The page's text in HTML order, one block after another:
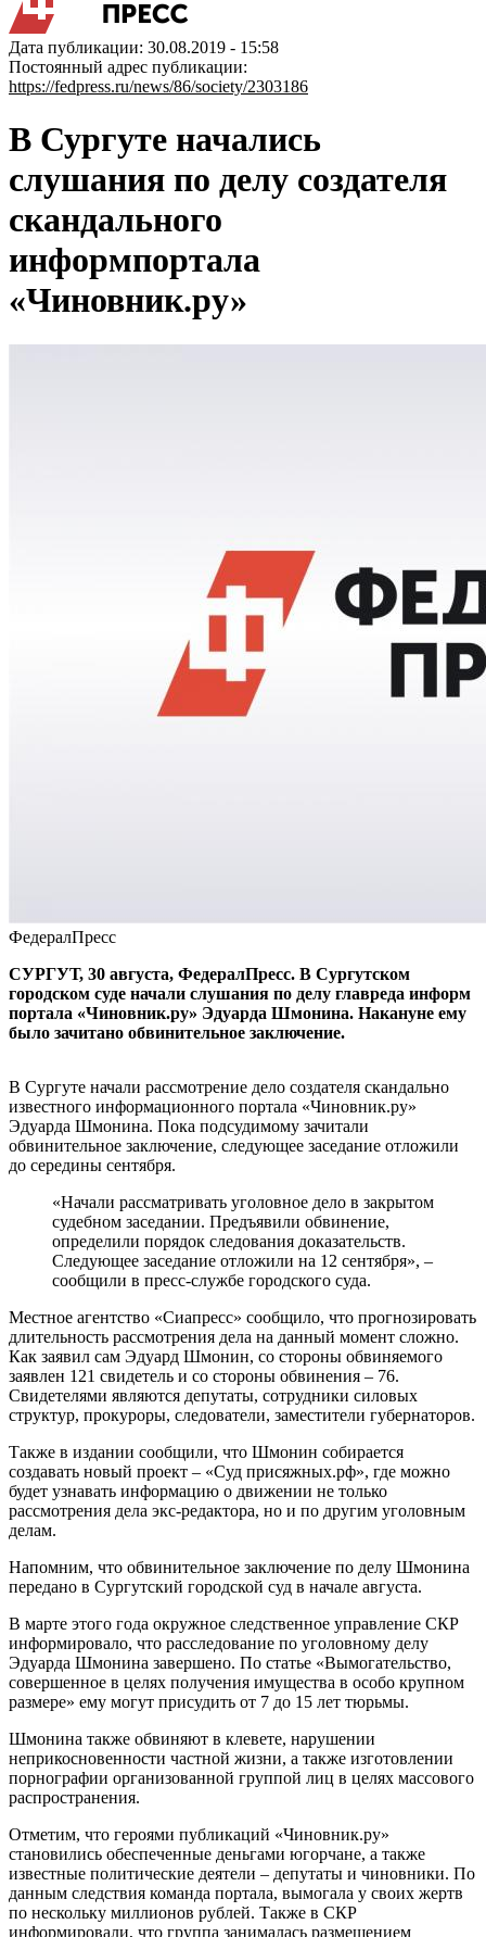
Дата публикации: 30.08.2019 - 15:58
Постоянный адрес публикации:
https://fedpress.ru/news/86/society/2303186
В Сургуте начались
слушания по делу создателя
скандального
информпортала
«Чиновник.ру»
ФедералПресс
СУРГУТ, 30 августа, ФедералПресс. В Сургутском
городском суде начали слушания по делу главреда информ
портала «Чиновник.ру» Эдуарда Шмонина. Накануне ему
было зачитано обвинительное заключение.
В Сургуте начали рассмотрение дело создателя скандально
известного информационного портала «Чиновник.ру»
Эдуарда Шмонина. Пока подсудимому зачитали
обвинительное заключение, следующее заседание отложили
до середины сентября.
«Начали рассматривать уголовное дело в закрытом
судебном заседании. Предъявили обвинение,
определили порядок следования доказательств.
Следующее заседание отложили на 12 сентября», –
сообщили в пресс-службе городского суда.
Местное агентство «Сиапресс» сообщило, что прогнозировать
длительность рассмотрения дела на данный момент сложно.
Как заявил сам Эдуард Шмонин, со стороны обвиняемого
заявлен 121 свидетель и со стороны обвинения – 76.
Свидетелями являются депутаты, сотрудники силовых
структур, прокуроры, следователи, заместители губернаторов.
Также в издании сообщили, что Шмонин собирается
создавать новый проект – «Суд присяжных.рф», где можно
будет узнавать информацию о движении не только
рассмотрения дела экс-редактора, но и по другим уголовным
делам.
Напомним, что обвинительное заключение по делу Шмонина
передано в Сургутский городской суд в начале августа.
В марте этого года окружное следственное управление СКР
информировало, что расследование по уголовному делу
Эдуарда Шмонина завершено. По статье «Вымогательство,
совершенное в целях получения имущества в особо крупном
размере» ему могут присудить от 7 до 15 лет тюрьмы.
Шмонина также обвиняют в клевете, нарушении
неприкосновенности частной жизни, а также изготовлении
порнографии организованной группой лиц в целях массового
распространения.
Отметим, что героями публикаций «Чиновник.ру»
становились обеспеченные деньгами югорчане, а также
известные политические деятели – депутаты и чиновники. По
данным следствия команда портала, вымогала у своих жертв
по нескольку миллионов рублей. Также в СКР
информировали, что группа занималась размещением